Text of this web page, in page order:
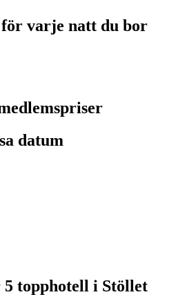
varje natt du bor
datum
topphotell i Stöllet